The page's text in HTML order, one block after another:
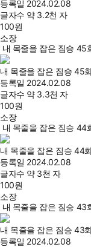
등록일 2024.02.08
글자수 약 3.2천 자
100원
소장
내 목줄을 잡은 짐승 45
내 목줄을 잡은 짐승 45
등록일 2024.02.08
글자수 약 3.3천 자
100원
소장
내 목줄을 잡은 짐승 44
내 목줄을 잡은 짐승 44
등록일 2024.02.08
글자수 약 3천 자
100원
소장
내 목줄을 잡은 짐승 43
내 목줄을 잡은 짐승 43
등록일 2024.02.08